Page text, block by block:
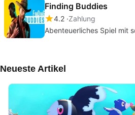
Finding Buddies
4.2 Zahlung
Abenteuerliches Spiel mit
Neueste Artikel